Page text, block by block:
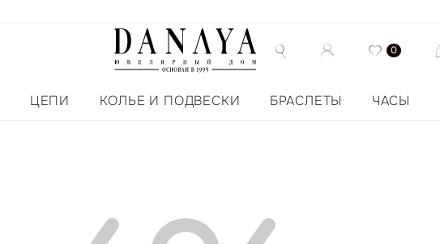
0
ЦЕПИ КОЛЬЕ И ПОДВЕСКИ БРАСЛЕТЫ ЧАСЫ